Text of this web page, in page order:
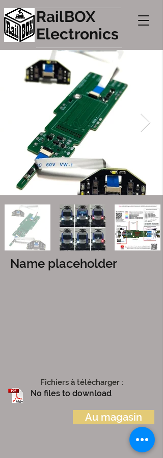
RailBOX
Electronics
Fichiers à télécharger :
No files to download
Name placeholder
Au magasin